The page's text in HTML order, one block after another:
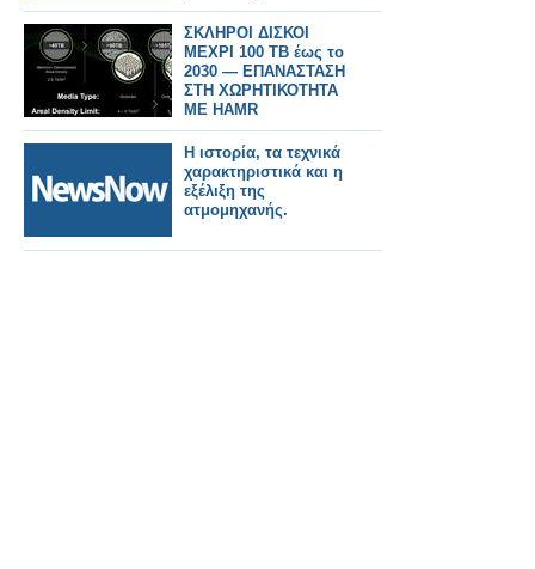
ΣΚΛΗΡΟΙ ΔΙΣΚΟΙ
ΜΕΧΡΙ 100 TB έως το
2030 — ΕΠΑΝΑΣΤΑΣΗ
ΣΤΗ ΧΩΡΗΤΙΚΟΤΗΤΑ
ΜΕ HAMR
Η ιστορία, τα τεχνικά
χαρακτηριστικά και η
εξέλιξη της
ατμομηχανής.